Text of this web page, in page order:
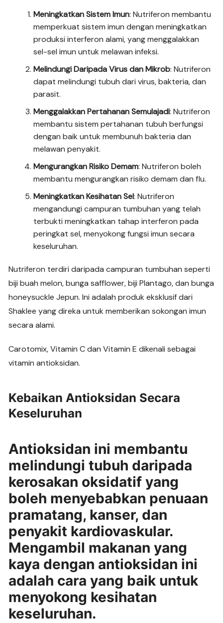
Meningkatkan Sistem Imun: Nutriferon membantu
memperkuat sistem imun dengan meningkatkan
produksi interferon alami, yang menggalakkan
sel-sel imun untuk melawan infeksi.
Melindungi Daripada Virus dan Mikrob: Nutriferon
dapat melindungi tubuh dari virus, bakteria, dan
parasit.
Menggalakkan Pertahanan Semulajadi: Nutriferon
membantu sistem pertahanan tubuh berfungsi
dengan baik untuk membunuh bakteria dan
melawan penyakit.
Mengurangkan Risiko Demam: Nutriferon boleh
membantu mengurangkan risiko demam dan flu.
Meningkatkan Kesihatan Sel: Nutriferon
mengandungi campuran tumbuhan yang telah
terbukti meningkatkan tahap interferon pada
peringkat sel, menyokong fungsi imun secara
keseluruhan.
Nutriferon terdiri daripada campuran tumbuhan seperti
biji buah melon, bunga safflower, biji Plantago, dan bunga
honeysuckle Jepun. Ini adalah produk eksklusif dari
Shaklee yang direka untuk memberikan sokongan imun
secara alami.
Carotomix, Vitamin C dan Vitamin E dikenali sebagai
vitamin antioksidan.
Kebaikan Antioksidan Secara
Keseluruhan
Antioksidan ini membantu
melindungi tubuh daripada
kerosakan oksidatif yang
boleh menyebabkan penuaan
pramatang, kanser, dan
penyakit kardiovaskular.
Mengambil makanan yang
kaya dengan antioksidan ini
adalah cara yang baik untuk
menyokong kesihatan
keseluruhan.